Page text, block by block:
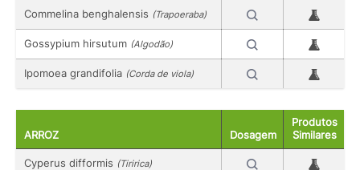
Commelina benghalensis (Trapoeraba)
Gossypium hirsutum (Algodão)
Ipomoea grandifolia (Corda de viola)
ARROZ Dosagem
Produtos
Similares
Cyperus difformis (Tiririca)